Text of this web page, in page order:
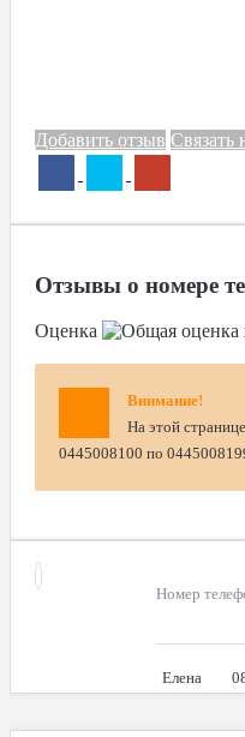
Добавить отзыв Связать
Отзывы о номере
Оценка
Внимание!
На этой
0445008100 по
Номер
Елена